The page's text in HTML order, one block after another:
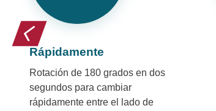
Rápidamente
Rotación de 180 grados en dos
segundos para cambiar
rápidamente entre el lado de